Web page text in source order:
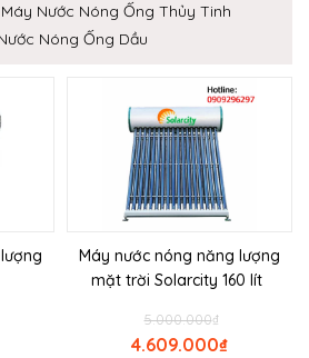
Máy Nước Nóng Ống Thủy Tinh
Nóng Ống Dầu
Máy nước nóng năng lượng
mặt trời Solarcity 160 lít
₫
5.000.000
₫
4.609.000